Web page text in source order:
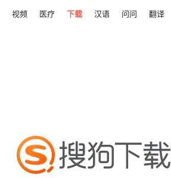
视频 医疗 下载 汉语 问问 翻译